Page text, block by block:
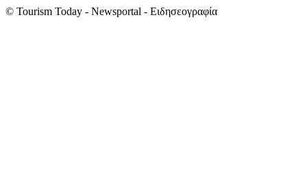
© Tourism Today - Newsportal - Ειδησεογραφία